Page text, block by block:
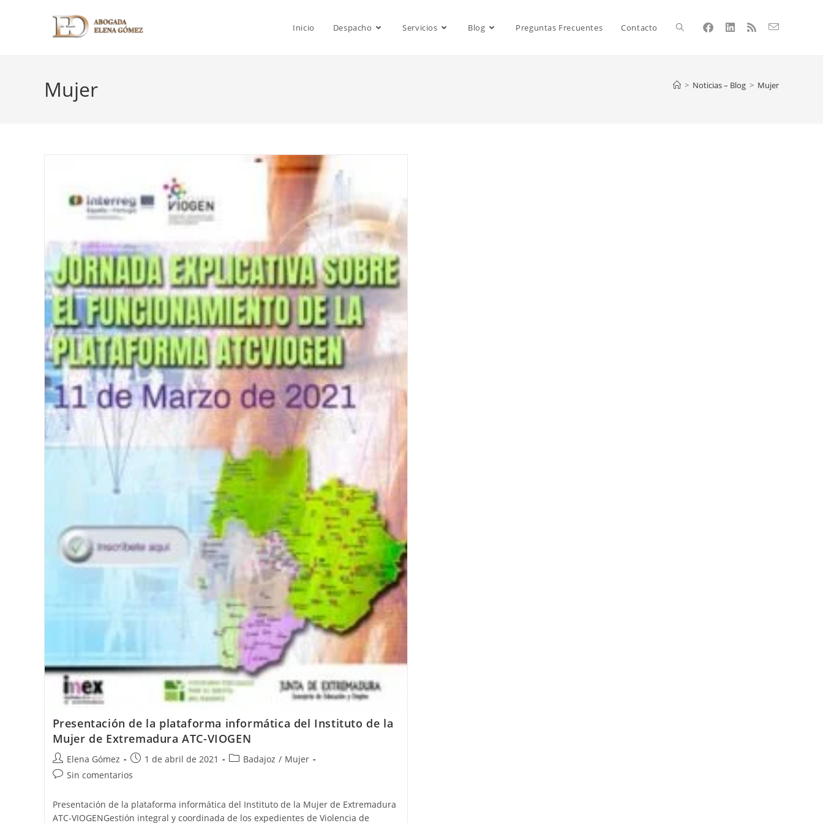
Inicio Despacho Servicios Blog Preguntas Frecuentes Contacto
Mujer > Noticias – Blog > Mujer
Presentación de la plataforma informática del Instituto de la
Mujer de Extremadura ATC-VIOGEN
Elena Gómez 1 de abril de 2021 Badajoz / Mujer
Sin comentarios
Presentación de la plataforma informática del Instituto de la Mujer de Extremadura
ATC-VIOGENGestión integral y coordinada de los expedientes de Violencia de